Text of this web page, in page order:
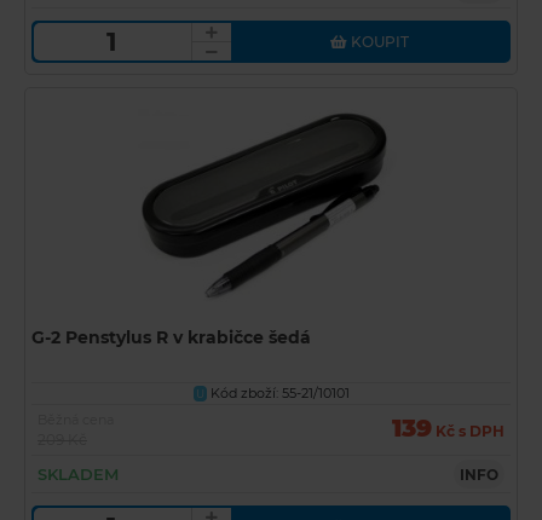
KOUPIT
G-2 Penstylus R v krabičce šedá
U Kód zboží: 55-21/10101
139 Kč s DPH
SKLADEM INFO